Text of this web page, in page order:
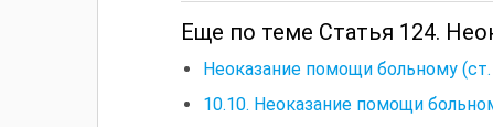
Еще по теме Статья 124.
Неоказание помощи больному
10.10. Неоказание помощи